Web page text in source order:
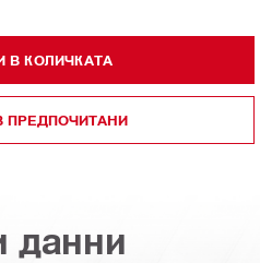
В КОЛИЧКАТА
ПРЕДПОЧИТАНИ
данни